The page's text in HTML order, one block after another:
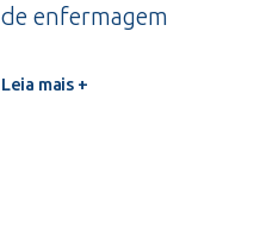
de enfermagem
Leia mais +